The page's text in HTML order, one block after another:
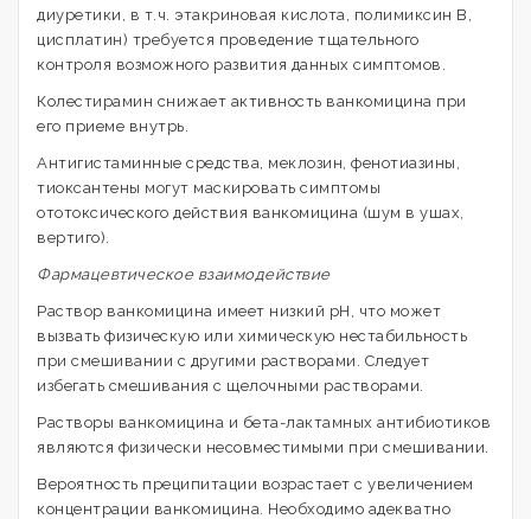
диуретики, в т.ч. этакриновая кислота, полимиксин В,
цисплатин) требуется проведение тщательного
контроля возможного развития данных симптомов.
Колестирамин снижает активность ванкомицина при
его приеме внутрь.
Антигистаминные средства, меклозин, фенотиазины,
тиоксантены могут маскировать симптомы
ототоксического действия ванкомицина (шум в ушах,
вертиго).
Фармацевтическое взаимодействие
Раствор ванкомицина имеет низкий рН, что может
вызвать физическую или химическую нестабильность
при смешивании с другими растворами. Следует
избегать смешивания с щелочными растворами.
Растворы ванкомицина и бета-лактамных антибиотиков
являются физически несовместимыми при смешивании.
Вероятность преципитации возрастает с увеличением
концентрации ванкомицина. Необходимо адекватно